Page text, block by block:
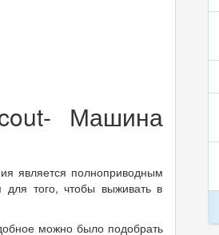
Машина
является полноприводным
для того, чтобы выживать в
можно было подобрать